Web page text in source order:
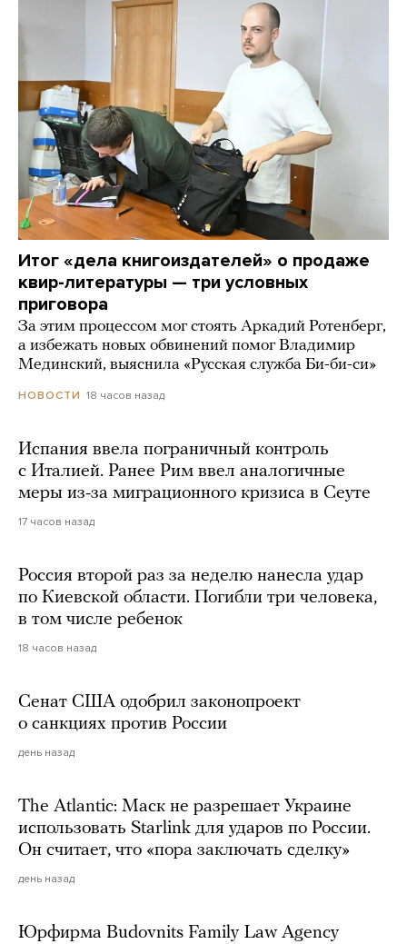
Итог «дела книгоиздателей» о продаже
квир-литературы — три условных
приговора
За этим процессом мог стоять Аркадий Ротенберг,
а избежать новых обвинений помог Владимир
Мединский, выяснила «Русская служба Би-би-си»
НОВОСТИ 18 часов назад
Испания ввела пограничный контроль
с Италией. Ранее Рим ввел аналогичные
меры из-за миграционного кризиса в Сеуте
17 часов назад
Россия второй раз за неделю нанесла удар
по Киевской области. Погибли три человека,
в том числе ребенок
18 часов назад
Сенат США одобрил законопроект
о санкциях против России
день назад
The Atlantic: Маск не разрешает Украине
использовать Starlink для ударов по России.
Он считает, что «пора заключать сделку»
день назад
Юрфирма Budovnits Family Law Agency